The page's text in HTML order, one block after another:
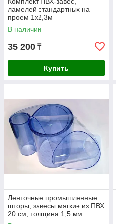
ламелей стандартных на
проем 1x2,3м
В наличии
35 200 ₸
Купить
Ленточные промышленные
шторы, завесы мягкие из ПВХ
20 см, толщина 1,5 мм